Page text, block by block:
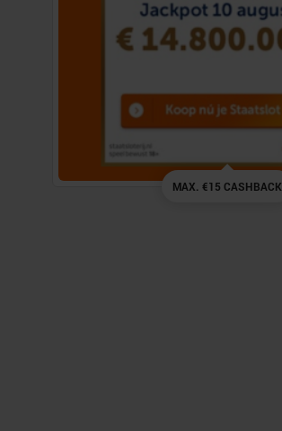
MAX. €15 CASHBACK